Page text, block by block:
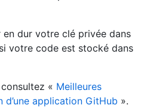
dur votre clé privée dans
votre code est stocké dans
« Meilleures
application GitHub ».